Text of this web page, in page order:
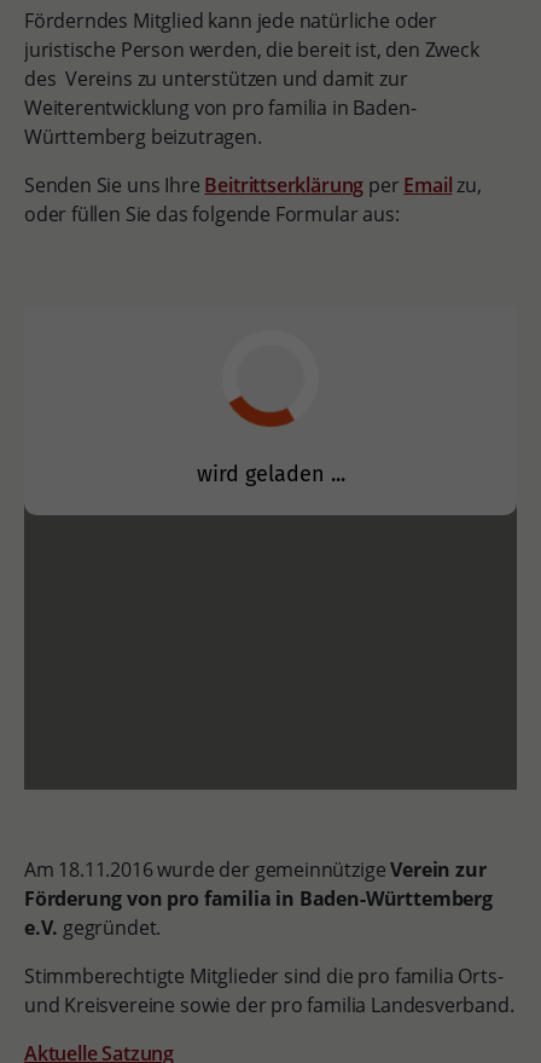
Förderndes Mitglied kann jede natürliche oder
juristische Person werden, die bereit ist, den Zweck
des Vereins zu unterstützen und damit zur
Weiterentwicklung von pro familia in Baden-
Württemberg beizutragen.
Senden Sie uns Ihre Beitrittserklärung per Emailzu,
oder füllen Sie das folgende Formular aus:
Am 18.11.2016 wurde der gemeinnützigeVerein zur
Förderung von pro familia in Baden-Württemberg
e.V. gegründet.
Stimmberechtigte Mitglieder sind die pro familia Orts-
und Kreisvereine sowie der pro familia Landesverband.
Aktuelle Satzung